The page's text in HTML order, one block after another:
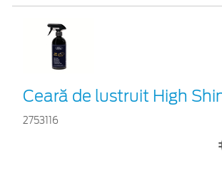
Ceară de lustruit High
2753116